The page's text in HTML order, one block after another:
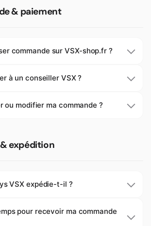
& paiement
commande sur VSX-shop.fr ?
à un conseiller VSX ?
ou modifier ma commande ?
expédition
VSX expédie-t-il ?
pour recevoir ma commande